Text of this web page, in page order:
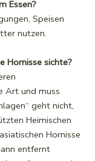
Essen?
Speisen
nutzen.
Hornisse sichte?
Art und muss
geht nicht,
Heimischen
Hornisse
entfernt